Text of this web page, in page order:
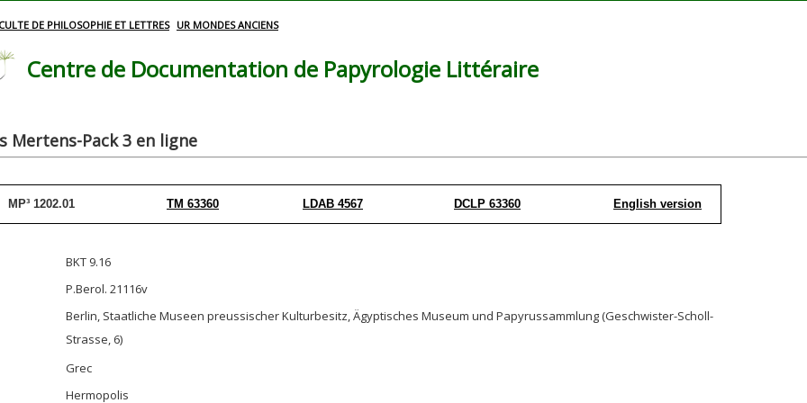
DE PHILOSOPHIE ET LETTRES UR MONDES ANCIENS
Centre de Documentation de Papyrologie Littéraire
Mertens-Pack 3 en ligne
MP³ 1202.01 TM 63360 LDAB 4567 DCLP 63360 English version
BKT 9.16
P.Berol. 21116v
Berlin, Staatliche Museen preussischer Kulturbesitz, Ägyptisches Museum und Papyrussammlung (Geschwister-Scholl-
Strasse, 6)
Grec
Hermopolis